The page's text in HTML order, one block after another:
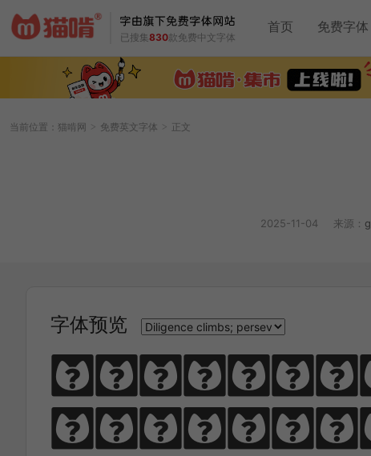
已搜集830款免费中文字体
首页 免费字体
当前位置： 猫啃网 > 免费英文字体 > 正文
2025-11-04 来源：
字体预览
climbs;